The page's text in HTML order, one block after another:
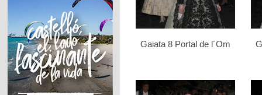
Gaiata 8 Portal de l´Om